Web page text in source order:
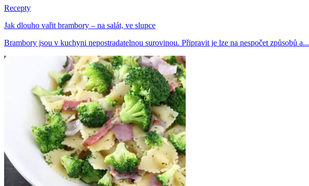
Recepty
Jak dlouho vařit brambory – na salát, ve slupce
Brambory jsou v kuchyni nepostradatelnou surovinou. Připravit je lze na nespočet způsobů a...